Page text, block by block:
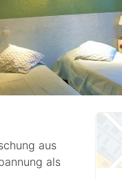
aus
als